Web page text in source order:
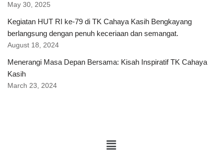
May 30, 2025
Kegiatan HUT RI ke-79 di TK Cahaya Kasih Bengkayang
berlangsung dengan penuh keceriaan dan semangat.
August 18, 2024
Menerangi Masa Depan Bersama: Kisah Inspiratif TK Cahaya
Kasih
March 23, 2024